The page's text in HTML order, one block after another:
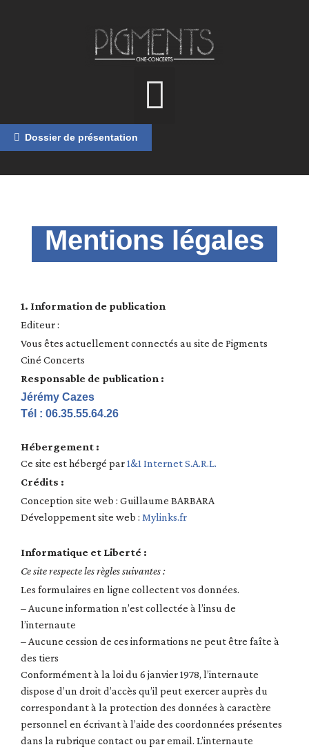
MENU
Dossier de présentation
Mentions légales
1. Information de publication
Editeur :
Vous êtes actuellement connectés au site de Pigments
Ciné Concerts
Responsable de publication :
Jérémy Cazes
Tél : 06.35.55.64.26
Hébergement :
Ce site est hébergé par1&1 Internet S.A.R.L.
Crédits :
Conception site web : Guillaume BARBARA
Développement site web : Mylinks.fr
Informatique et Liberté :
Ce site respecte les règles suivantes :
Les formulaires en ligne collectent vos données.
– Aucune information n’est collectée à l’insu de
l’internaute
– Aucune cession de ces informations ne peut être faîte à
des tiers
Conformément à la loi du 6 janvier 1978, l’internaute
dispose d’un droit d’accès qu’il peut exercer auprès du
correspondant à la protection des données à caractère
personnel en écrivant à l’aide des coordonnées présentes
dans la rubrique contact ou par email. L’internaute